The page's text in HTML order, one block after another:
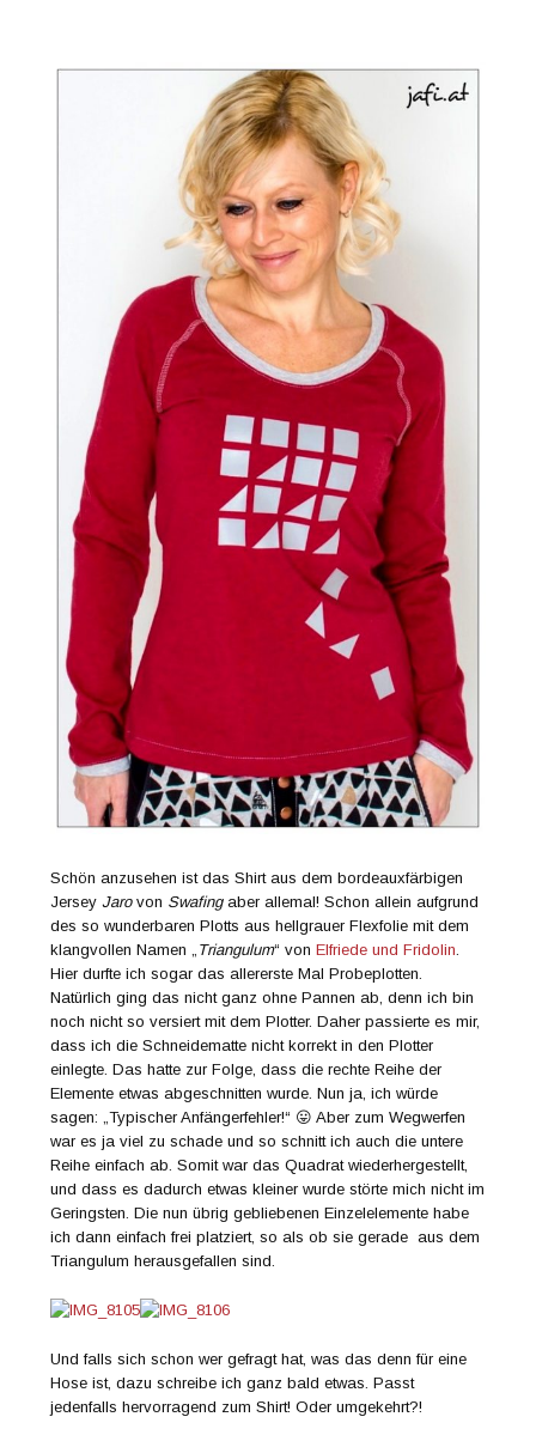
Schön anzusehen ist das Shirt aus dem bordeauxfärbigen
JerseyJarovon Swafingaber allemal! Schon allein aufgrund
des so wunderbaren Plotts aus hellgrauer Flexfolie mit dem
klangvollen Namen „ Triangulum“ vonElfriede und Fridolin.
Hier durfte ich sogar das allererste Mal Probeplotten.
Natürlich ging das nicht ganz ohne Pannen ab, denn ich bin
noch nicht so versiert mit dem Plotter. Daher passierte es mir,
dass ich die Schneidematte nicht korrekt in den Plotter
einlegte. Das hatte zur Folge, dass die rechte Reihe der
Elemente etwas abgeschnitten wurde. Nun ja, ich würde
sagen: „Typischer Anfängerfehler!“ 😛 Aber zum Wegwerfen
war es ja viel zu schade und so schnitt ich auch die untere
Reihe einfach ab. Somit war das Quadrat wiederhergestellt,
und dass es dadurch etwas kleiner wurde störte mich nicht im
Geringsten. Die nun übrig gebliebenen Einzelelemente habe
ich dann einfach frei platziert, so als ob sie gerade aus dem
Triangulum herausgefallen sind.
Und falls sich schon wer gefragt hat, was das denn für eine
Hose ist, dazu schreibe ich ganz bald etwas. Passt
jedenfalls hervorragend zum Shirt! Oder umgekehrt?!